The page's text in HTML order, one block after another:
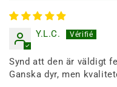
Y.L.C.
Synd att den är väldigt
Ganska dyr, men